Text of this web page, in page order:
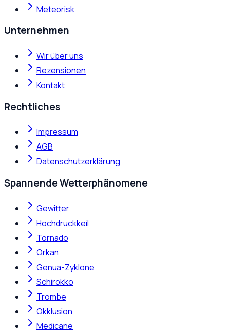
Meteorisk
Unternehmen
Wir über uns
Rezensionen
Kontakt
Rechtliches
Impressum
AGB
Datenschutzerklärung
Spannende Wetterphänomene
Gewitter
Hochdruckkeil
Tornado
Orkan
Genua-Zyklone
Schirokko
Trombe
Okklusion
Medicane